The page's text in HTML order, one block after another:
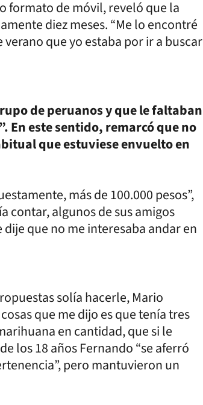
formato de móvil, reveló que la
diez meses. “Me lo encontré
que yo estaba por ir a buscar
de peruanos y que le faltaban
En este sentido, remarcó que no
que estuviese envuelto en
más de 100.000 pesos”,
contar, algunos de sus amigos
dije que no me interesaba andar en
solía hacerle, Mario
que me dijo es que tenía tres
en cantidad, que si le
los 18 años Fernando “se aferró
pero mantuvieron un